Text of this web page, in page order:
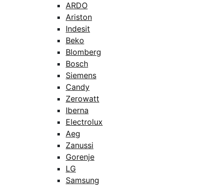
ARDO
Ariston
Indesit
Beko
Blomberg
Bosch
Siemens
Candy
Zerowatt
Iberna
Electrolux
Aeg
Zanussi
Gorenje
LG
Samsung